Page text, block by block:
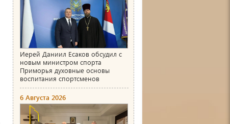
Иерей Даниил Есаков обсудил с
новым министром спорта
Приморья духовные основы
воспитания спортсменов
6 Августа 2026